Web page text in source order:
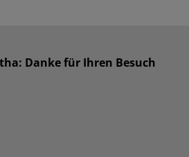
Danke für Ihren Besuch